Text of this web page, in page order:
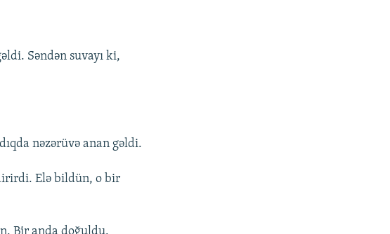
Səndən suvayı ki,
nəzərüvə anan gəldi.
Elə bildün, o bir
Bir anda doğuldu.